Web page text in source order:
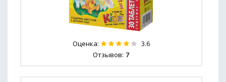
Оценка: 3.6
Отзывов: 7